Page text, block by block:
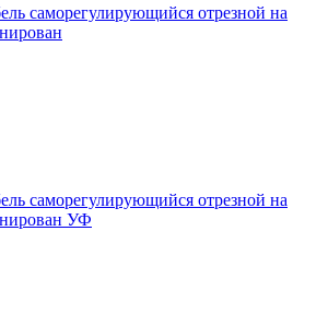
саморегулирующийся отрезной на
саморегулирующийся отрезной на
УФ